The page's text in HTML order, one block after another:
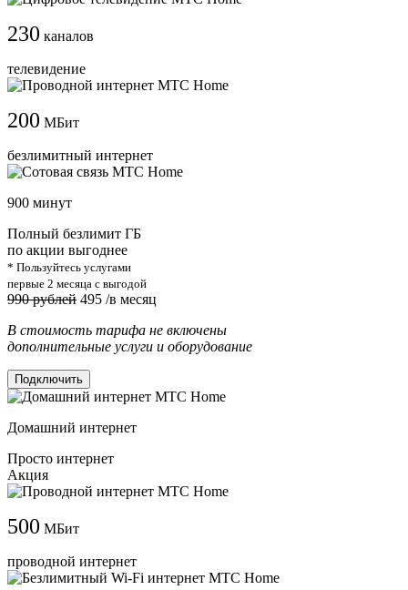
230 каналов
телевидение
200 МБит
безлимитный интернет
900 минут
Полный безлимит ГБ
по акции выгоднее
* Пользуйтесь услугами
первые 2 месяца с выгодой
990 рублей 495 /в месяц
В стоимость тарифа не включены
дополнительные услуги и оборудование
Подключить
Домашний интернет
Просто интернет
Акция
500 МБит
проводной интернет